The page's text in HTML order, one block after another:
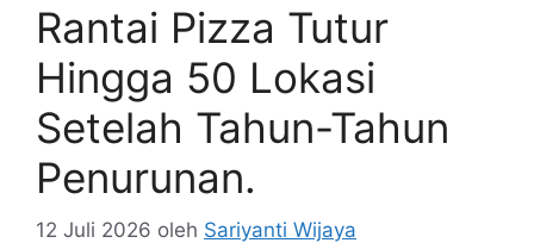
Rantai Pizza Tutur
Hingga 50 Lokasi
Setelah Tahun-Tahun
Penurunan.
12 Juli 2026 oleh Sariyanti Wijaya